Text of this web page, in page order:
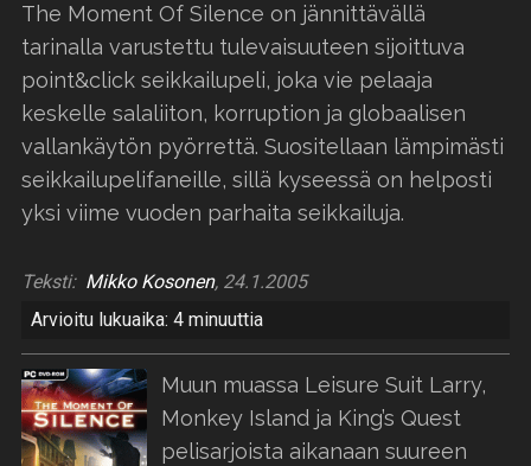
The Moment Of Silence on jännittävällä
tarinalla varustettu tulevaisuuteen sijoittuva
point&click seikkailupeli, joka vie pelaaja
keskelle salaliiton, korruption ja globaalisen
vallankäytön pyörrettä. Suositellaan lämpimästi
seikkailupelifaneille, sillä kyseessä on helposti
yksi viime vuoden parhaita seikkailuja.
Teksti: Mikko Kosonen, 24.1.2005
Arvioitu lukuaika: 4 minuuttia
Muun muassa Leisure Suit Larry,
Monkey Island ja King’s Quest
pelisarjoista aikanaan suureen